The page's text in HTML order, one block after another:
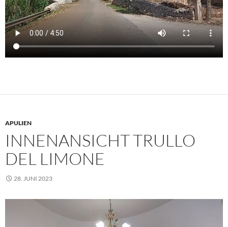
APULIEN
INNENANSICHT TRULLO
DEL LIMONE
28. JUNI 2023